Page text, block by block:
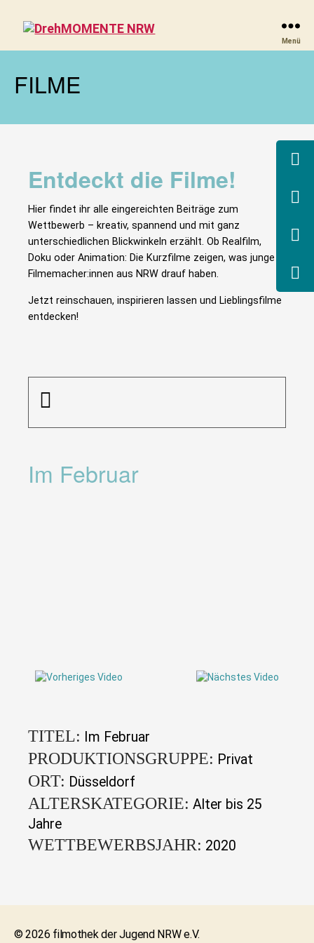
Menü
FILME
Entdeckt die Filme!
Hier findet ihr alle eingereichten Beiträge zum
Wettbewerb – kreativ, spannend und mit ganz
unterschiedlichen Blickwinkeln erzählt. Ob Realfilm,
Doku oder Animation: Die Kurzfilme zeigen, was junge
Filmemacher:innen aus NRW drauf haben.
Jetzt reinschauen, inspirieren lassen und Lieblingsfilme
entdecken!
Im Februar
TITEL: Im Februar
PRODUKTIONSGRUPPE: Privat
ORT: Düsseldorf
ALTERSKATEGORIE: Alter bis 25
Jahre
WETTBEWERBSJAHR: 2020
© 2026 filmothek der Jugend NRW e.V.